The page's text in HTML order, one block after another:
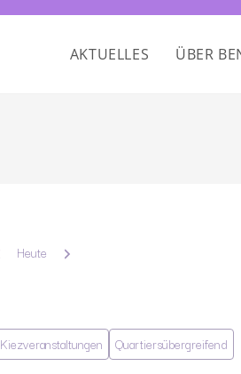
AKTUELLES ÜBER
Zurück
Heute Weiter
Kiezveranstaltungen Quartiersübergreifend